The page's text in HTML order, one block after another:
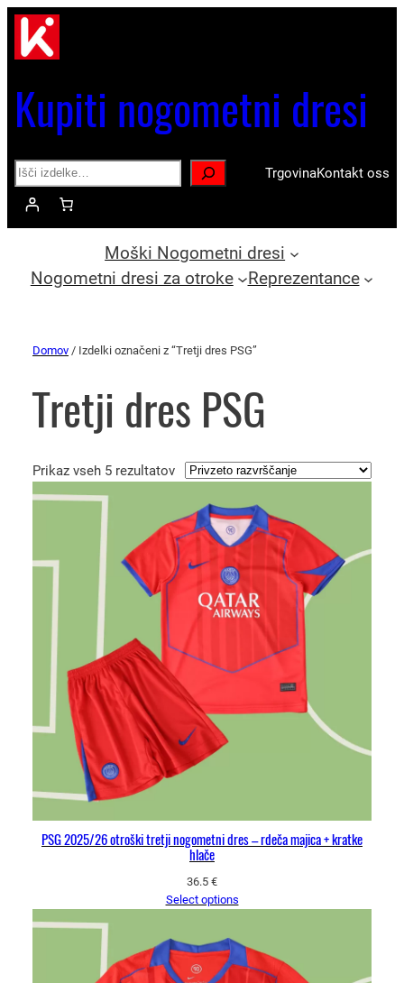
Kupiti nogometni dresi
Search TrgovinaKontakt oss
Moški Nogometni dresi
Nogometni dresi za otroke
Reprezentance
Domov / Izdelki označeni z “Tretji dres PSG”
Tretji dres PSG
Prikaz vseh 5 rezultatov
PSG 2025/26 otroški tretji nogometni dres – rdeča majica + kratke
hlače
36.5 €
Select options